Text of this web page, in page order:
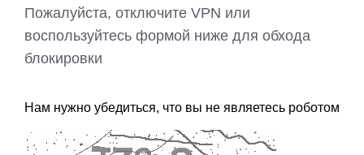
Пожалуйста, отключите VPN или
воспользуйтесь формой ниже для обхода
блокировки
Нам нужно убедиться, что вы не являетесь роботом